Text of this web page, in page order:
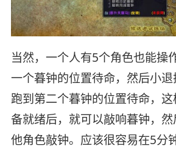
当然，一个人有5个角色也能操
一个暮钟的位置待命，然后小退
跑到第二个暮钟的位置待命，
备就绪后，就可以敲响暮钟，
他角色敲钟。应该很容易在5分